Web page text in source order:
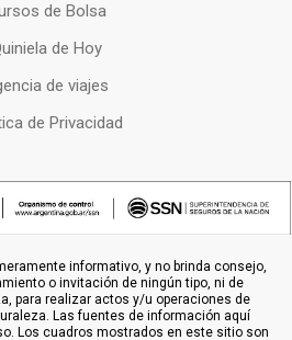
de Bolsa
de Hoy
de viajes
de Privacidad
informativo, y no brinda consejo,
o invitación de ningún tipo, ni de
para realizar actos y/u operaciones de
Las fuentes de información aquí
Los cuadros mostrados en este sitio son